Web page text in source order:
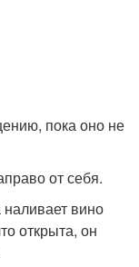
пока оно не
от себя.
вино
открыта, он